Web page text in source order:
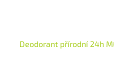
Deodorant přírodní 24h